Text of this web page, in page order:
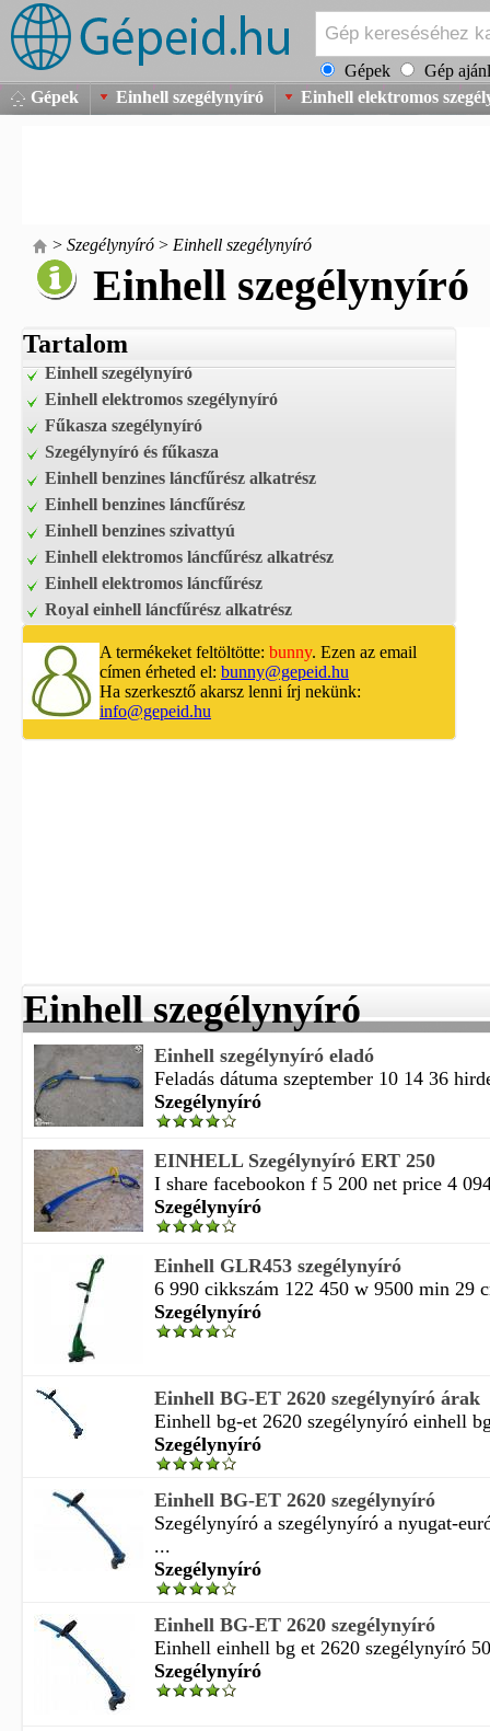
Gépek
Gép
Gépek
Einhell szegélynyíró Einhell elektromos
> Szegélynyíró > Einhell szegélynyíró
Einhell szegélynyíró
Tartalom
Einhell szegélynyíró
Einhell elektromos szegélynyíró
Fűkasza szegélynyíró
Szegélynyíró és fűkasza
Einhell benzines láncfűrész alkatrész
Einhell benzines láncfűrész
Einhell benzines szivattyú
Einhell elektromos láncfűrész alkatrész
Einhell elektromos láncfűrész
Royal einhell láncfűrész alkatrész
A termékeket feltöltötte: bunny. Ezen az email
címen érheted el: bunny@gepeid.hu
Ha szerkesztő akarsz lenni írj nekünk:
info@gepeid.hu
Einhell szegélynyíró
Einhell szegélynyíró eladó
Feladás dátuma szeptember 10 14 36
Szegélynyíró
EINHELL Szegélynyíró ERT 250
I share facebookon f 5 200 net price 4
Szegélynyíró
Einhell GLR453 szegélynyíró
6 990 cikkszám 122 450 w 9500 min 29
Szegélynyíró
Einhell BG-ET 2620 szegélynyíró árak
Einhell bg-et 2620 szegélynyíró einhell
Szegélynyíró
Einhell BG-ET 2620 szegélynyíró
Szegélynyíró a szegélynyíró a nyugat-
...
Szegélynyíró
Einhell BG-ET 2620 szegélynyíró
Einhell einhell bg et 2620 szegélynyíró
Szegélynyíró